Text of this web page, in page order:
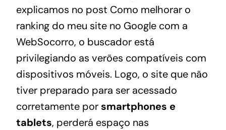
explicamos no post Como melhorar o
ranking do meu site no Google com a
WebSocorro, o buscador está
privilegiando as verões compatíveis com
dispositivos móveis. Logo, o site que não
tiver preparado para ser acessado
corretamente por smartphones e
tablets, perderá espaço nas